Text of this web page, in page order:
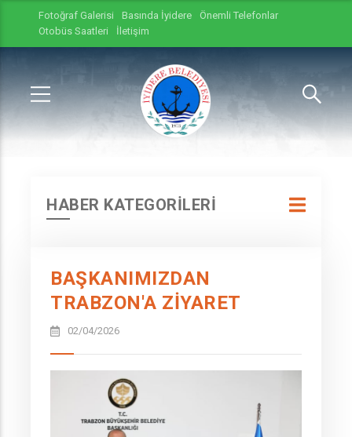
Fotoğraf Galerisi Basında İyidere
Önemli Telefonlar
Otobüs Saatleri
İletişim
HABER KATEGORİLERİ
BAŞKANIMIZDAN
TRABZON'A ZIYARET
02/04/2026